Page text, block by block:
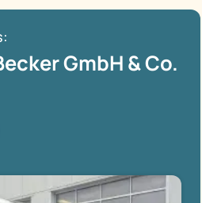
GmbH & Co.